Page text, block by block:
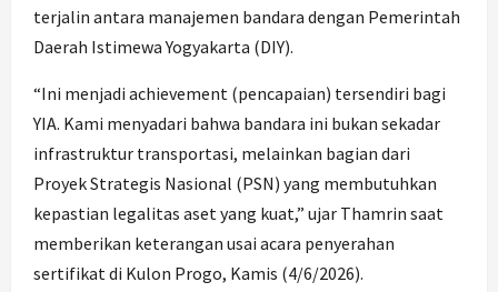
terjalin antara manajemen bandara dengan Pemerintah
Daerah Istimewa Yogyakarta (DIY).
“Ini menjadi achievement (pencapaian) tersendiri bagi
YIA. Kami menyadari bahwa bandara ini bukan sekadar
infrastruktur transportasi, melainkan bagian dari
Proyek Strategis Nasional (PSN) yang membutuhkan
kepastian legalitas aset yang kuat,” ujar Thamrin saat
memberikan keterangan usai acara penyerahan
sertifikat di Kulon Progo, Kamis (4/6/2026).